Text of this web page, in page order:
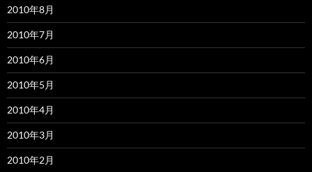
2010年8月
2010年7月
2010年6月
2010年5月
2010年4月
2010年3月
2010年2月